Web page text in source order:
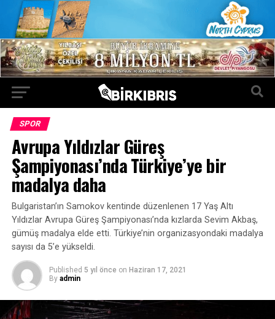
SPOR
Avrupa Yıldızlar Güreş
Şampiyonası’nda Türkiye’ye bir
madalya daha
Bulgaristan’ın Samokov kentinde düzenlenen 17 Yaş Altı
Yıldızlar Avrupa Güreş Şampiyonası’nda kızlarda Sevim Akbaş,
gümüş madalya elde etti. Türkiye’nin organizasyondaki madalya
sayısı da 5’e yükseldi.
Published 5 yıl önce on Haziran 17, 2021
By admin